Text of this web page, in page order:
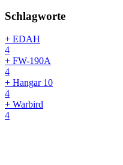
Schlagworte
+ EDAH
4
+ FW-190A
4
+ Hangar 10
4
+ Warbird
4